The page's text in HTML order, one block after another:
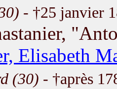
- †25 janvier
Elisabeth
(30) - †après